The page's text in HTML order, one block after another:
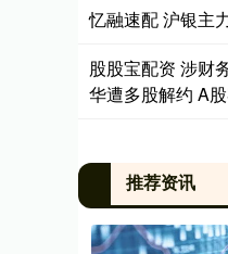
忆融速配 沪银主
股股宝配资 涉财
华遭多股解约 A
推荐资讯